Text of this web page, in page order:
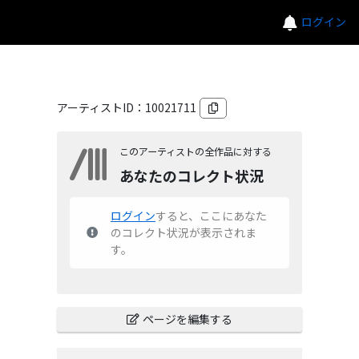
ログイン
アーティストID： 10021711
このアーティストの全作品に対する
あなたのコレクト状況
ログインすると、ここにあなた
のコレクト状況が表示されま
す。
ページを編集する